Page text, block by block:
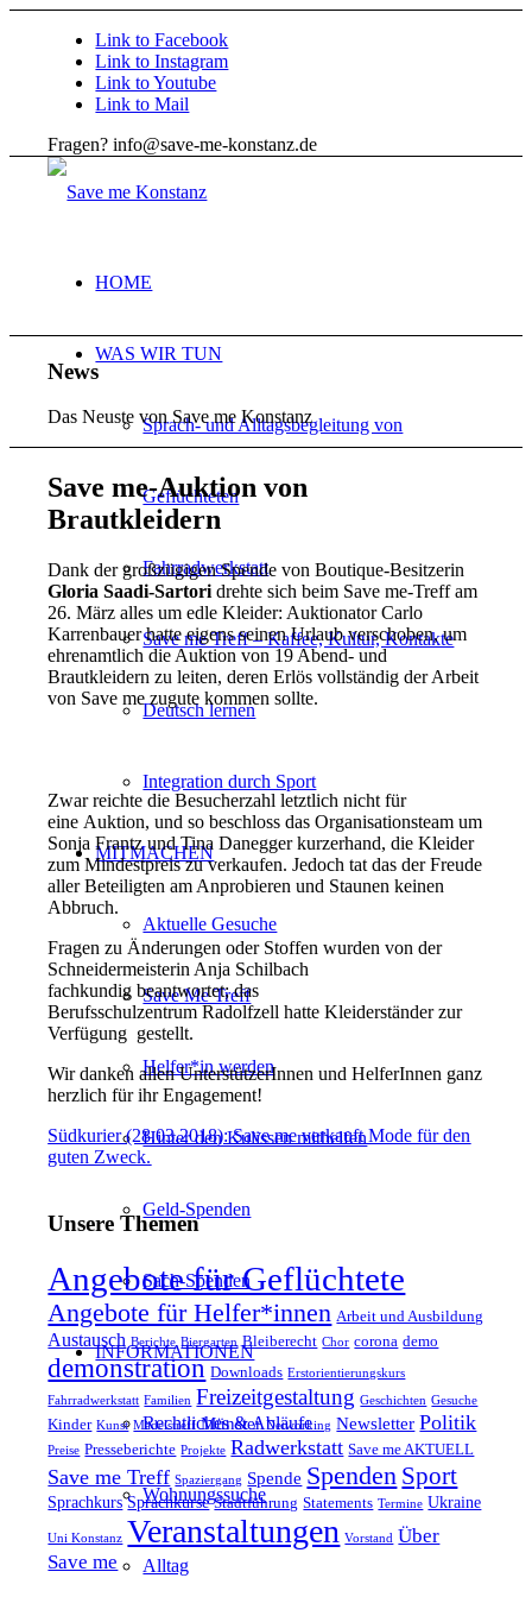
Link to Facebook
Link to Instagram
Link to Youtube
Link to Mail
Fragen? info@save-me-konstanz.de
HOME
WAS WIR TUN
Sprach- und Alltagsbegleitung von
Geflüchteten
Fahrradwerkstatt
Save me Treff – Kaffee, Kultur, Kontakte
Deutsch lernen
Integration durch Sport
MITMACHEN
Aktuelle Gesuche
Save Me Treff
Helfer*in werden
Hinter den Kulissen mithelfen
Geld-Spenden
Sach-Spenden
INFORMATIONEN
Rechtliches & Abläufe
Wohnungssuche
Alltag
News
Das Neuste von Save me Konstanz
Save me-Auktion von
Brautkleidern
Dank der großzügigen Spende von Boutique-Besitzerin
Gloria Saadi-Sartori drehte sich beim Save me-Treff am
26. März alles um edle Kleider: Auktionator Carlo
Karrenbauer hatte eigens seinen Urlaub verschoben, um
ehrenamtlich die Auktion von 19 Abend- und
Brautkleidern zu leiten, deren Erlös vollständig der Arbeit
von Save me zugute kommen sollte.
Zwar reichte die Besucherzahl letztlich nicht für
eine Auktion, und so beschloss das Organisationsteam um
Sonja Frantz und Tina Danegger kurzerhand, die Kleider
zum Mindestpreis zu verkaufen. Jedoch tat das der Freude
aller Beteiligten am Anprobieren und Staunen keinen
Abbruch.
Fragen zu Änderungen oder Stoffen wurden von der
Schneidermeisterin Anja Schilbach
fachkundig beantwortet; das
Berufsschulzentrum Radolfzell hatte Kleiderständer zur
Verfügung gestellt.
Wir danken allen UnterstützerInnen und HelferInnen ganz
herzlich für ihr Engagement!
Südkurier (28.03.2018): Save me verkauft Mode für den
guten Zweck.
Unsere Themen
Angebote für Geflüchtete
Angebote für Helfer*innen Arbeit und Ausbildung
Austausch Berichte Biergarten Bleiberecht Chor corona demo
demonstration Downloads Erstorientierungskurs
Fahrradwerkstatt Familien Freizeitgestaltung Geschichten Gesuche
Kinder Kunst Mädelstreff Münster Networking Newsletter Politik
Preise Presseberichte Projekte Radwerkstatt Save me AKTUELL
Save me Treff Spaziergang Spende Spenden Sport
Sprachkurs Sprachkurse Stadtführung Statements Termine Ukraine
Uni Konstanz Veranstaltungen Vorstand Über
Save me